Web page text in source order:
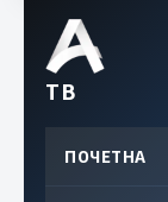
ТВ
ПОЧЕТНА